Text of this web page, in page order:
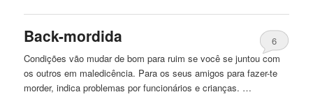
Back-mordida
6
Condições vão mudar de bom para ruim se você se juntou com
os outros em maledicência. Para os seus amigos para fazer-te
morder, indica problemas por funcionários e crianças. …